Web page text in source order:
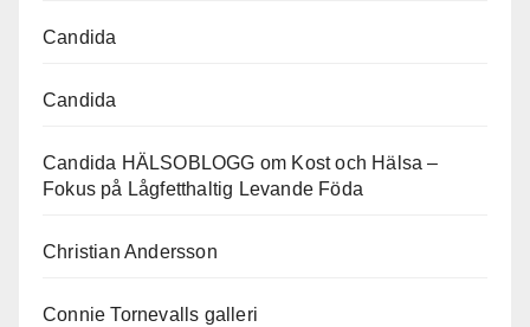
Candida
Candida
Candida HÄLSOBLOGG om Kost och Hälsa –
Fokus på Lågfetthaltig Levande Föda
Christian Andersson
Connie Tornevalls galleri